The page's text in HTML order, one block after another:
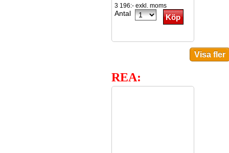
3 196:- exkl. moms
Antal
REA: